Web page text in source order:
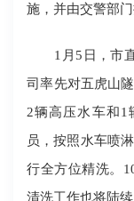
施，并由交警部
1月5日，市
司率先对五虎山
2辆高压水车和1
员，按照水车喷
行全方位精洗。
清洗工作也将陆续